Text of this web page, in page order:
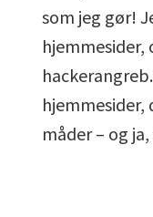
som jeg gør!
måder – og